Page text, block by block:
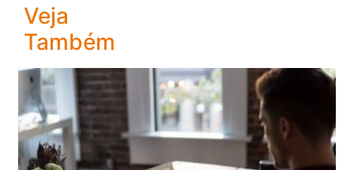
Veja
Também